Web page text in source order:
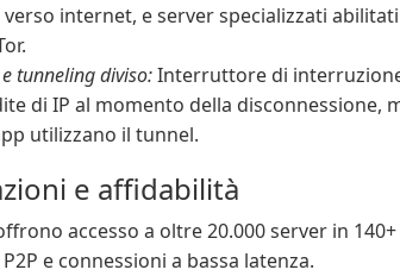
internet, e server specializzati
tunneling diviso:Interruttore di
di IP al momento della disconnessione,
utilizzano il tunnel.
e affidabilità
accesso a oltre 20.000 server in
e connessioni a bassa latenza.